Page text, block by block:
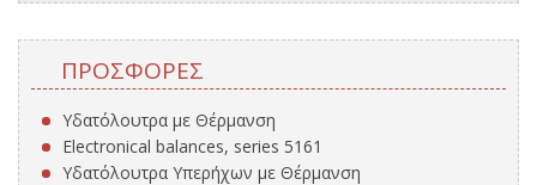
ΠΡΟΣΦΟΡΈΣ
Υδατόλουτρα με Θέρμανση
Electronical balances, series 5161
Υδατόλουτρα Υπερήχων με Θέρμανση